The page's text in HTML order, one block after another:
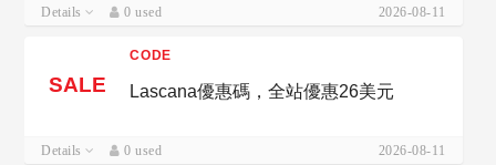
Details 0 used 2026-08-11
SALE
CODE
Lascana優惠碼，全站優惠26美元
Details 0 used 2026-08-11